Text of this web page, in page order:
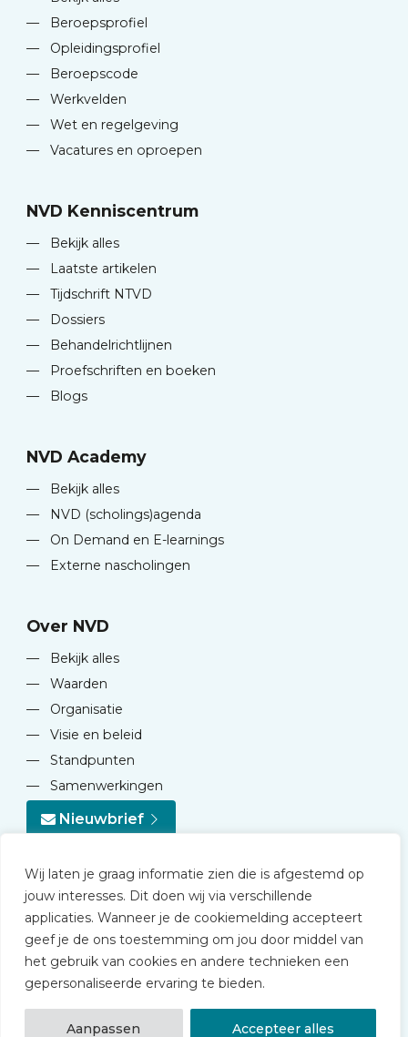
Wij laten je graag informatie zien die is afgestemd op
jouw interesses. Dit doen wij via verschillende
applicaties. Wanneer je de cookiemelding accepteert
geef je de ons toestemming om jou door middel van
het gebruik van cookies en andere technieken een
gepersonaliseerde ervaring te bieden.
Aanpassen Accepteer alles
—
Beroepsprofiel
—
Opleidingsprofiel
—
Beroepscode
—
Werkvelden
—
Wet en regelgeving
—
Vacatures en oproepen
NVD Kenniscentrum
—
Bekijk alles
—
Laatste artikelen
—
Tijdschrift NTVD
—
Dossiers
—
Behandelrichtlijnen
—
Proefschriften en boeken
—
Blogs
NVD Academy
—
Bekijk alles
—
NVD (scholings)agenda
—
On Demand en E-learnings
—
Externe nascholingen
Over NVD
—
Bekijk alles
—
Waarden
—
Organisatie
—
Visie en beleid
—
Standpunten
—
Samenwerkingen
Nieuwbrief
© 2026 NVD
Privacy statement
Disclaimer